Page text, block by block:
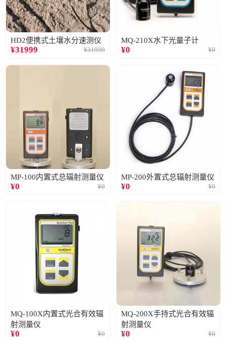
HD2便携式土壤水分速测仪
¥31999 ¥31999
MQ-210X水下光量子计
¥0 ¥0
MP-100内置式总辐射测量仪
¥0 ¥0
MP-200外置式总辐射测量仪
¥0 ¥0
MQ-100X内置式光合有效辐
射测量仪
¥0 ¥0
MQ-200X手持式光合有效辐
射测量仪
¥0 ¥0